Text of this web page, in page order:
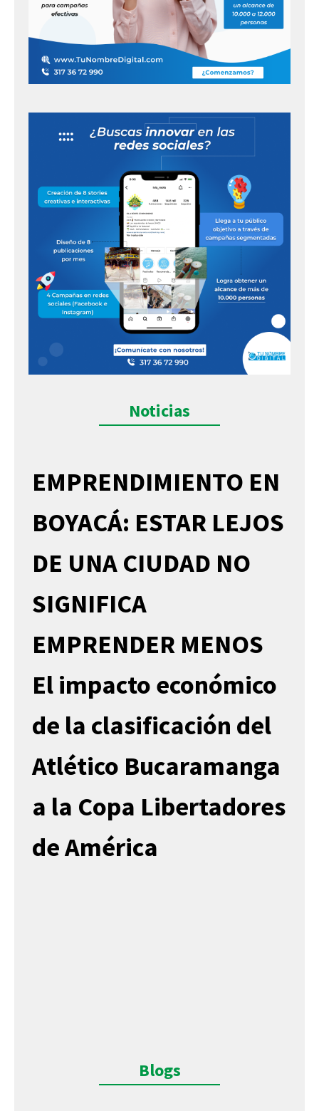
Noticias
EMPRENDIMIENTO EN
BOYACÁ: ESTAR LEJOS
DE UNA CIUDAD NO
SIGNIFICA
EMPRENDER MENOS
El impacto económico
de la clasificación del
Atlético Bucaramanga
a la Copa Libertadores
de América
Blogs